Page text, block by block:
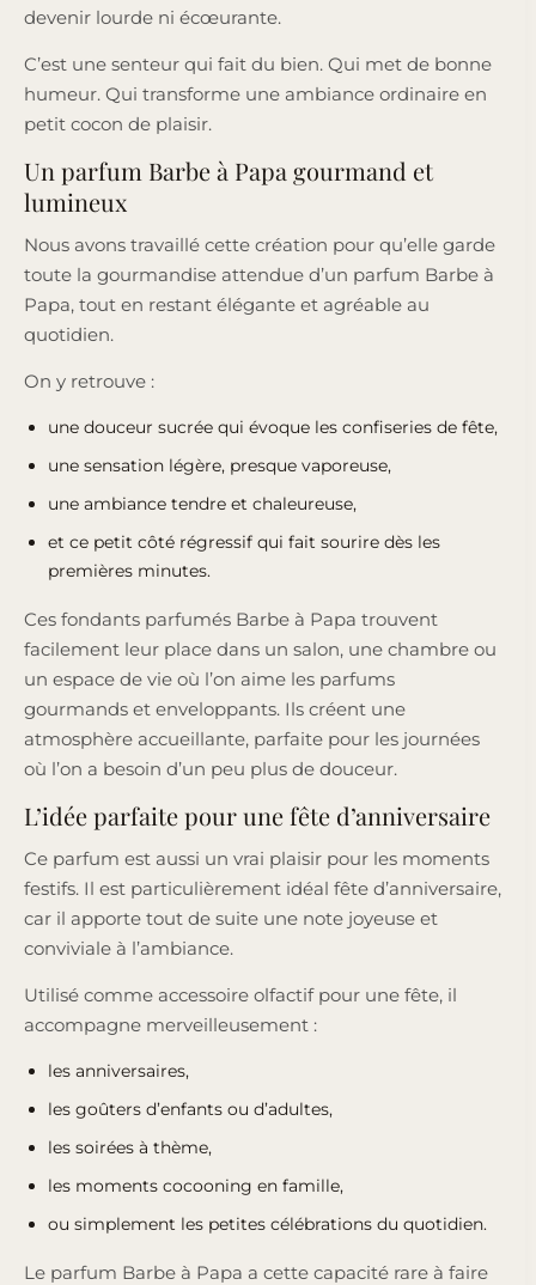
devenir lourde ni écœurante.
C’est une senteur qui fait du bien. Qui met de bonne
humeur. Qui transforme une ambiance ordinaire en
petit cocon de plaisir.
Un parfum Barbe à Papa gourmand et
lumineux
Nous avons travaillé cette création pour qu’elle garde
toute la gourmandise attendue d’un parfum Barbe à
Papa, tout en restant élégante et agréable au
quotidien.
On y retrouve :
une douceur sucrée qui évoque les confiseries de fête,
une sensation légère, presque vaporeuse,
une ambiance tendre et chaleureuse,
et ce petit côté régressif qui fait sourire dès les
premières minutes.
Ces fondants parfumés Barbe à Papa trouvent
facilement leur place dans un salon, une chambre ou
un espace de vie où l’on aime les parfums
gourmands et enveloppants. Ils créent une
atmosphère accueillante, parfaite pour les journées
où l’on a besoin d’un peu plus de douceur.
L’idée parfaite pour une fête d’anniversaire
Ce parfum est aussi un vrai plaisir pour les moments
festifs. Il est particulièrement idéal fête d’anniversaire,
car il apporte tout de suite une note joyeuse et
conviviale à l’ambiance.
Utilisé comme accessoire olfactif pour une fête, il
accompagne merveilleusement :
les anniversaires,
les goûters d’enfants ou d’adultes,
les soirées à thème,
les moments cocooning en famille,
ou simplement les petites célébrations du quotidien.
Le parfum Barbe à Papa a cette capacité rare à faire